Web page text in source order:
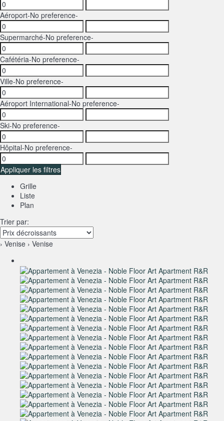
Aéroport-No preference-
Supermarché-No preference-
Cafétéria-No preference-
Ville-No preference-
Aéroport International-No preference-
Ski-No preference-
Hôpital-No preference-
Appliquer les filtres
Grille
Liste
Plan
Trier par:
› Venise › Venise